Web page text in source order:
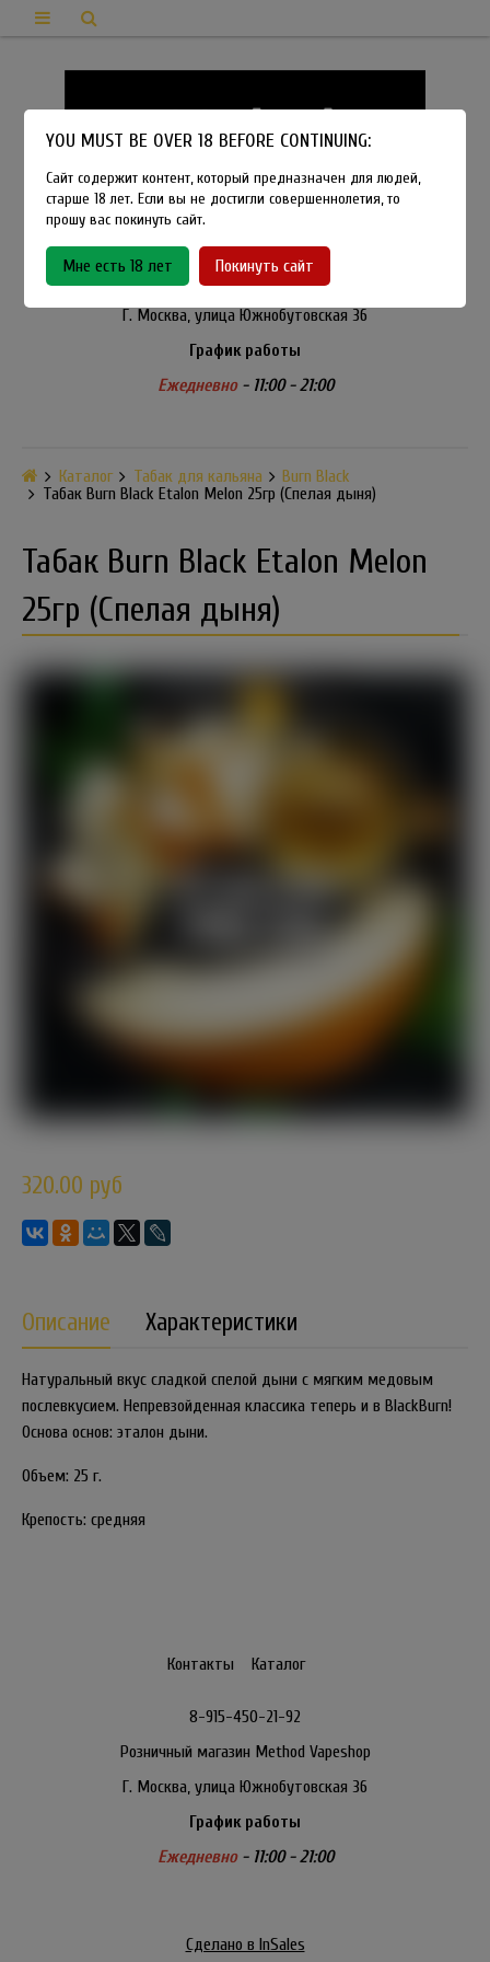
8-915-450-21-92
Розничный магазин Method Vapeshop
Г. Москва, улица Южнобутовская 36
График работы
Ежедневно- 11:00 - 21:00
Каталог Табак для кальяна
Burn Black
Табак Burn Black Etalon Melon 25гр (Спелая дыня)
Табак Burn Black Etalon Melon
25гр (Спелая дыня)
320.00 руб
Описание Характеристики
Натуральный вкус сладкой спелой дыни с мягким медовым
послевкусием. Непревзойденная классика теперь и в BlackBurn!
Основа основ: эталон дыни.
Объем: 25 г.
Крепость: средняя
Контакты Каталог
8-915-450-21-92
Розничный магазин Method Vapeshop
Г. Москва, улица Южнобутовская 36
График работы
Ежедневно- 11:00 - 21:00
Сделано в InSales
YOU MUST BE OVER 18 BEFORE CONTINUING:
Сайт содержит контент, который предназначен для людей,
старше 18 лет. Если вы не достигли совершеннолетия, то
прошу вас покинуть сайт.
Мне есть 18 лет Покинуть сайт